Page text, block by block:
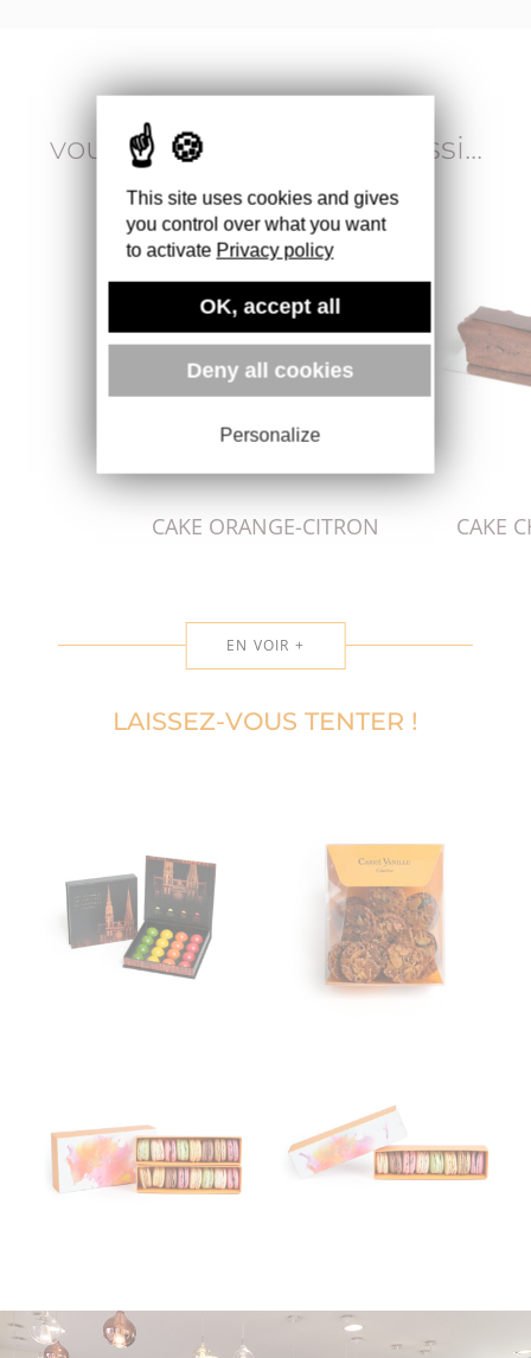
vous recommandent aussi...
CAKE ORANGE-CITRON CAKE
CAKE NOISETTE
EN VOIR +
LAISSEZ-VOUS TENTER !
This site uses cookies and gives
you control over what you want
to activate Privacy policy
OK, accept all
Deny all cookies
Personalize